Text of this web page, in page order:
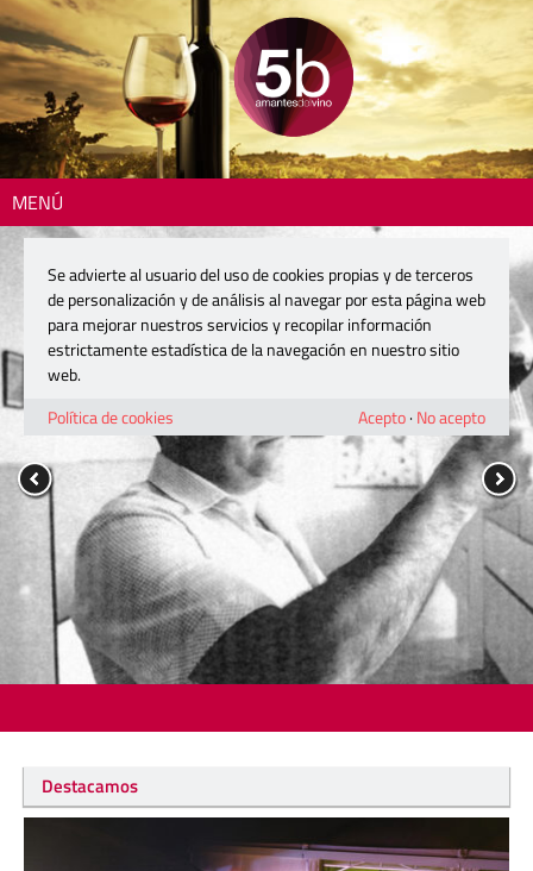
MENÚ
Destacamos
Se advierte al usuario del uso de cookies propias y de terceros
de personalización y de análisis al navegar por esta página web
para mejorar nuestros servicios y recopilar información
estrictamente estadística de la navegación en nuestro sitio
web.
Política de cookies
Acepto· No acepto